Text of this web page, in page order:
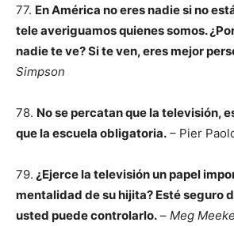
77. En América no eres nadie si no
tele averiguamos quienes somos.
nadie te ve? Si te ven, eres mejor
Simpson
78. No se percatan que la televisión,
que la escuela obligatoria. – Pier
79. ¿Ejerce la televisión un papel
mentalidad de su hijita? Esté seguro
usted puede controlarlo. – Meg